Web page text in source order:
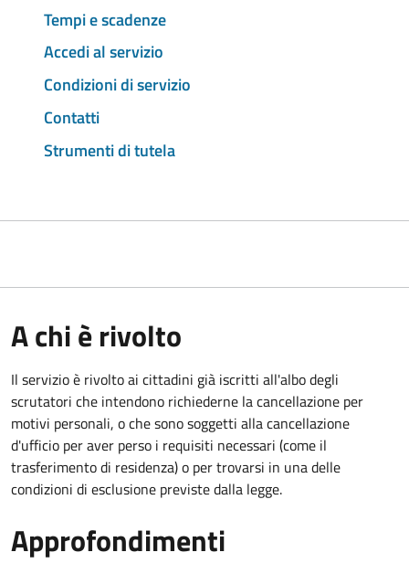
Tempi e scadenze
Accedi al servizio
Condizioni di servizio
Contatti
Strumenti di tutela
A chi è rivolto
Il servizio è rivolto ai cittadini già iscritti all'albo degli
scrutatori che intendono richiederne la cancellazione per
motivi personali, o che sono soggetti alla cancellazione
d'ufficio per aver perso i requisiti necessari (come il
trasferimento di residenza) o per trovarsi in una delle
condizioni di esclusione previste dalla legge.
Approfondimenti